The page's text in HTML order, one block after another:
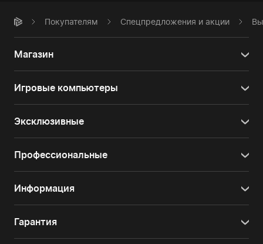
Покупателям Спецпредложения и акции
Магазин
Игровые компьютеры
Эксклюзивные
Профессиональные
Информация
Гарантия